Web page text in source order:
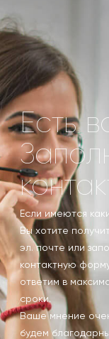
Есть
Если имеются
Вы хотите
эл. почте или
контактную
ответим в
сроки.
Ваше мнение
будем